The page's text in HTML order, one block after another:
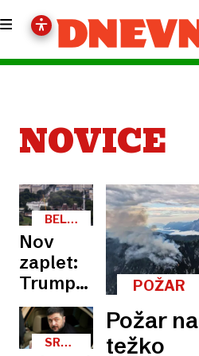
NOVICE
POŽAR
Požar na
težko
BELA
Nov
zaplet:
Trump
porušil
vzhodno
krilo,SRBIJA-